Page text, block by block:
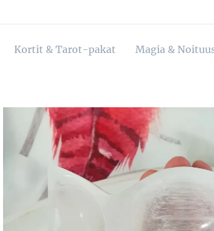
Kortit & Tarot-pakat Magia &